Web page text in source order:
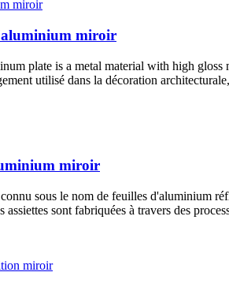
miroir
plate is a metal material with high
utilisé dans la décoration
miroir
sous le nom de feuilles d'aluminium
assiettes sont fabriquées à travers des